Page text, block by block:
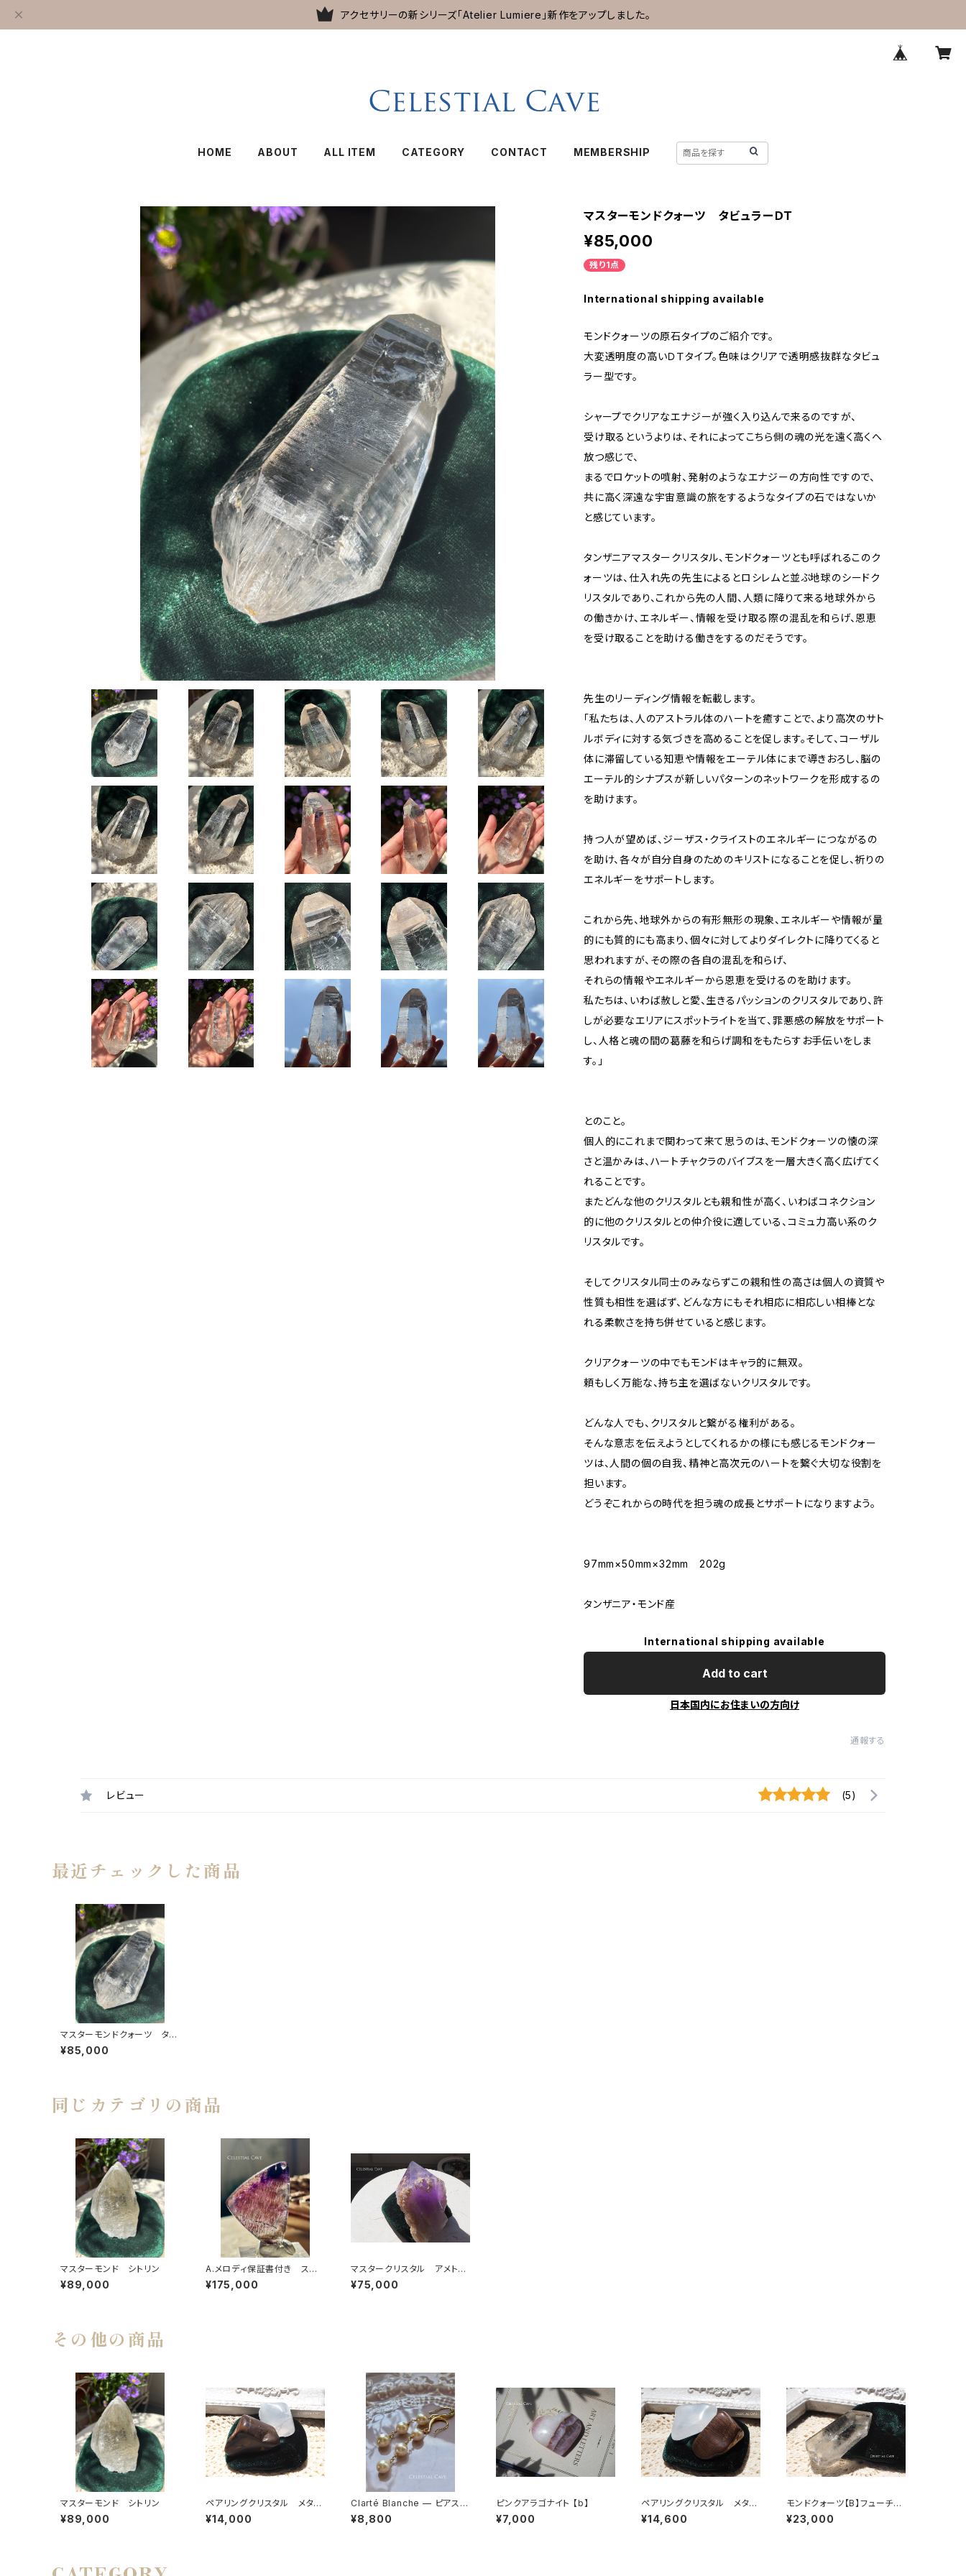
アクセサリーの新シリーズ「Atelier Lumiere」新作をアップしました。
HOME ABOUT ALL ITEM CATEGORY CONTACT MEMBERSHIP
マスターモンドクォーツ タビュラーＤＴ
¥85,000
残り1点
International shipping available
モンドクォーツの原石タイプのご紹介です。
大変透明度の高いＤＴタイプ。色味はクリアで透明感抜群なタビュ
ラー型です。
シャープでクリアなエナジーが強く入り込んで来るのですが、
受け取るというよりは、それによってこちら側の魂の光を遠く高くへ
放つ感じで、
まるでロケットの噴射、発射のようなエナジーの方向性ですので、
共に高く深遠な宇宙意識の旅をするようなタイプの石ではないか
と感じています。
タンザニアマスタークリスタル、モンドクォーツとも呼ばれるこのク
ォーツは、仕入れ先の先生によるとロシレムと並ぶ地球のシードク
リスタルであり、これから先の人間、人類に降りて来る地球外から
の働きかけ、エネルギー、情報を受け取る際の混乱を和らげ、恩恵
を受け取ることを助ける働きをするのだそうです。
先生のリーディング情報を転載します。
「私たちは、人のアストラル体のハートを癒すことで、より高次のサト
ルボディに対する気づきを高めることを促します。そして、コーザル
体に滞留している知恵や情報をエーテル体にまで導きおろし、脳の
エーテル的シナプスが新しいパターンのネットワークを形成するの
を助けます。
持つ人が望めば、ジーザス・クライストのエネルギーにつながるの
を助け、各々が自分自身のためのキリストになることを促し、祈りの
エネルギーをサポートします。
これから先、地球外からの有形無形の現象、エネルギーや情報が量
的にも質的にも高まり、個々に対してよりダイレクトに降りてくると
思われますが、その際の各自の混乱を和らげ、
それらの情報やエネルギーから恩恵を受けるのを助けます。
私たちは、いわば赦しと愛、生きるパッションのクリスタルであり、許
しが必要なエリアにスポットライトを当て、罪悪感の解放をサポート
し、人格と魂の間の葛藤を和らげ調和をもたらすお手伝いをしま
す。」
とのこと。
個人的にこれまで関わって来て思うのは、モンドクォーツの懐の深
さと温かみは、ハートチャクラのバイブスを一層大きく高く広げてく
れることです。
またどんな他のクリスタルとも親和性が高く、いわばコネクション
的に他のクリスタルとの仲介役に適している、コミュ力高い系のク
リスタルです。
そしてクリスタル同士のみならずこの親和性の高さは個人の資質や
性質も相性を選ばず、どんな方にもそれ相応に相応しい相棒とな
れる柔軟さを持ち併せていると感じます。
クリアクォーツの中でもモンドはキャラ的に無双。
頼もしく万能な、持ち主を選ばないクリスタルです。
どんな人でも、クリスタルと繋がる権利がある。
そんな意志を伝えようとしてくれるかの様にも感じるモンドクォー
ツは、人間の個の自我、精神と高次元のハートを繋ぐ大切な役割を
担います。
どうぞこれからの時代を担う魂の成長とサポートになりますよう。
97mm×50mm×32mm 202g
タンザニア・モンド産
International shipping available
Add to cart
日本国内にお住まいの方向け
通報する
レビュー (5)
最近チェックした商品
マスターモンドクォーツ タビ
ュラーＤＴ
¥85,000
同じカテゴリの商品
マスターモンド シトリン
¥89,000
A.メロディ保証書付き スー
パーセブン® ルース【A】64.
20ct
¥175,000
マスタークリスタル アメトリ
ン
¥75,000
その他の商品
マスターモンド シトリン
¥89,000
ペアリングクリスタル メタモ
ルフォーシスクォーツ＆ビック
スフォーメーションピクチャー
¥14,000
Clarté Blanche — ピアス
「白の透明」
¥8,800
ピンクアラゴナイト 【b】
¥7,000
ペアリングクリスタル メタモ
ルフォーシスクォーツ＆ビック
スフォーメーションピクチャー
¥14,600
モンドクォーツ【B】フューチャ
ータイムリンク
¥23,000